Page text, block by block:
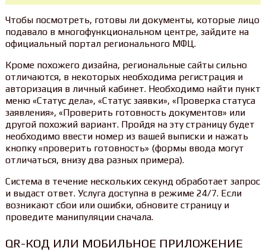
Чтобы посмотреть, готовы ли документы, которые лицо
подавало в многофункциональном центре, зайдите на
официальный портал регионального МФЦ.
Кроме похожего дизайна, региональные сайты сильно
отличаются, в некоторых необходима регистрация и
авторизация в личный кабинет. Необходимо найти пункт
меню «Статус дела», «Статус заявки», «Проверка статуса
заявления», «Проверить готовность документов» или
другой похожий вариант. Пройдя на эту страницу будет
необходимо ввести номер из вашей выписки и нажать
кнопку «проверить готовность» (формы ввода могут
отличаться, внизу два разных примера).
Система в течение нескольких секунд обработает запрос
и выдаст ответ. Услуга доступна в режиме 24/7. Если
возникают сбои или ошибки, обновите страницу и
проведите манипуляции сначала.
QR-КОД ИЛИ МОБИЛЬНОЕ ПРИЛОЖЕНИЕ